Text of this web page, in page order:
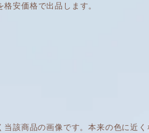
安価格で出品します。
該商品の画像です。本来の色に近